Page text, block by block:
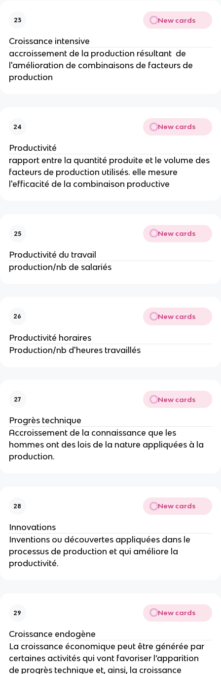
23 New cards
Croissance intensive
accroissement de la production résultant  de
l'amélioration de combinaisons de facteurs de
production
24 New cards
Productivité
rapport entre la quantité produite et le volume des
facteurs de production utilisés. elle mesure
l'efficacité de la combinaison productive
25 New cards
Productivité du travail
production/nb de salariés
26 New cards
Productivité horaires
Production/nb d'heures travaillés
27 New cards
Progrès technique
Accroissement de la connaissance que les
hommes ont des lois de la nature appliquées à la
production.
28 New cards
Innovations
Inventions ou découvertes appliquées dans le
processus de production et qui améliore la
productivité.
29 New cards
Croissance endogène
La croissance économique peut être générée par
certaines activités qui vont favoriser l’apparition
de progrès technique et, ainsi, la croissance